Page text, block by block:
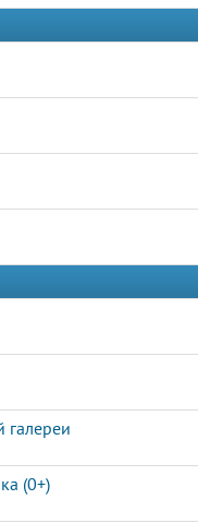
галереи
(0+)